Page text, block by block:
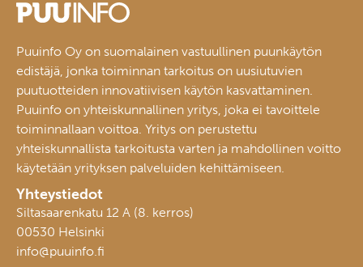
Puuinfo Oy on suomalainen vastuullinen puunkäytön
edistäjä, jonka toiminnan tarkoitus on uusiutuvien
puutuotteiden innovatiivisen käytön kasvattaminen.
Puuinfo on yhteiskunnallinen yritys, joka ei tavoittele
toiminnallaan voittoa. Yritys on perustettu
yhteiskunnallista tarkoitusta varten ja mahdollinen voitto
käytetään yrityksen palveluiden kehittämiseen.
Yhteystiedot
Siltasaarenkatu 12 A (8. kerros)
00530 Helsinki
info@puuinfo.fi